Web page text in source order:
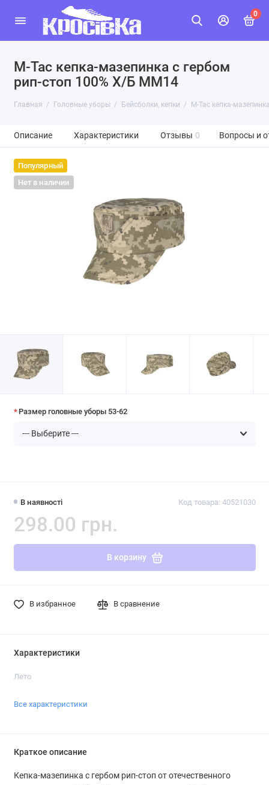
0
M-Tac кепка-мазепинка с гербом
рип-стоп 100% Х/Б MM14
Главная Головные уборы Бейсболки, кепки M-Tac кепка-
Описание Характеристики Отзывы 0 Вопросы и
Популярный
Нет в наличии
В наявності Код товара: 40521030
298.00 грн.
В корзину
В избранное В сравнение
Размер головные уборы 53-62
Характеристики
Лето
Все характеристики
Краткое описание
Кепка-мазепинка с гербом рип-стоп от отечественного